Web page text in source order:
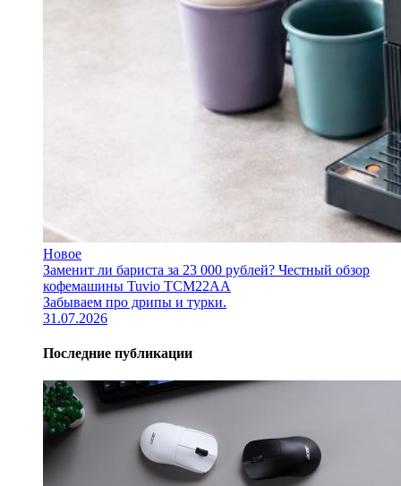
Новое
Заменит ли бариста за 23 000 рублей? Честный обзор
кофемашины Tuvio TCM22AA
Забываем про дрипы и турки.
31.07.2026
Последние публикации